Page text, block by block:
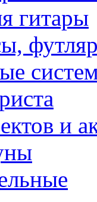
гитары
и